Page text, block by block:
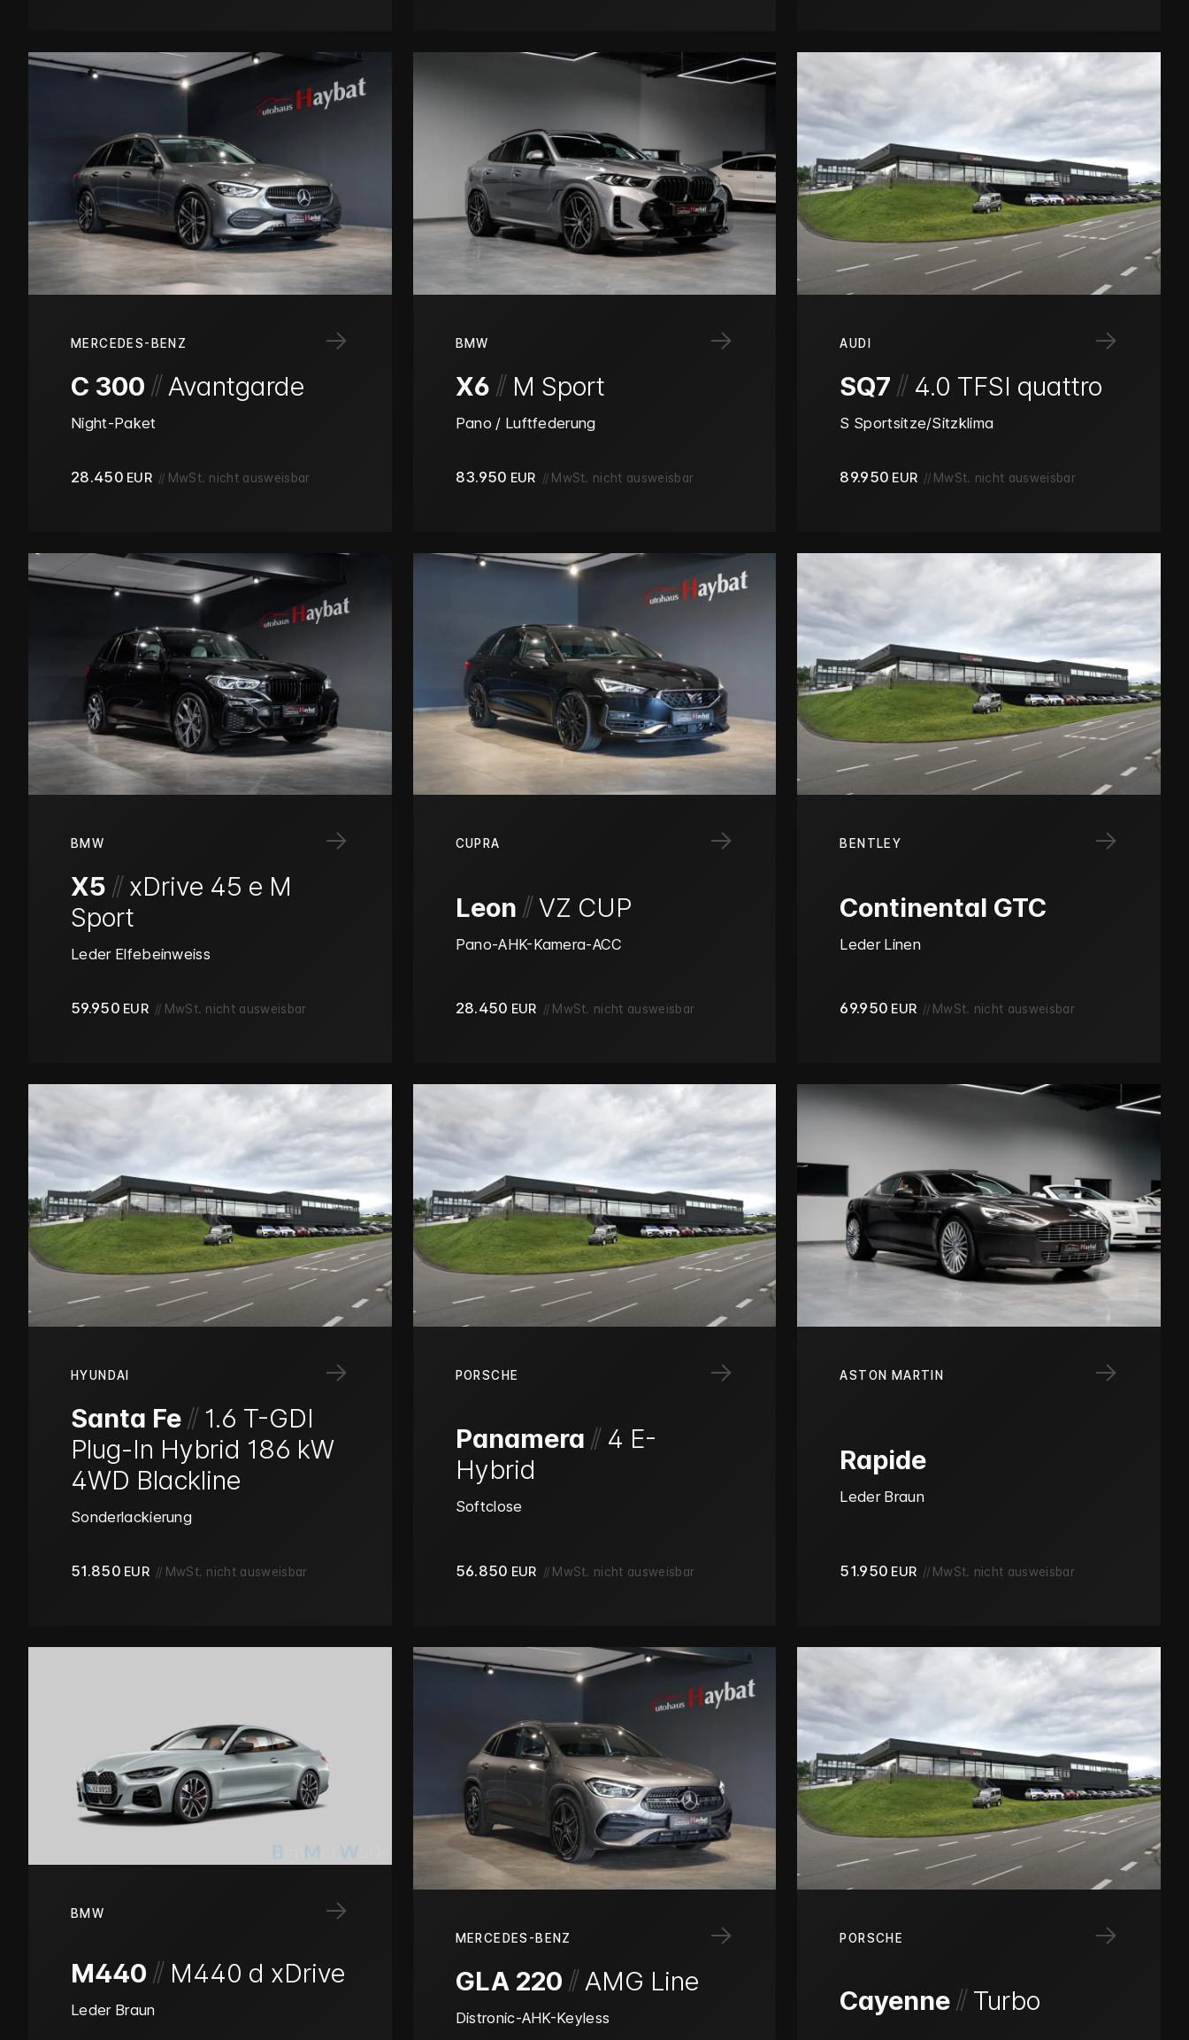
→
MERCEDES-BENZ
C 300 // Avantgarde
Night-Paket
28.450 EUR // MwSt. nicht ausweisbar
→
BMW
X6 // M Sport
Pano / Luftfederung
83.950 EUR // MwSt. nicht ausweisbar
→
AUDI
SQ7 // 4.0 TFSI quattro
S Sportsitze/Sitzklima
89.950 EUR // MwSt. nicht ausweisbar
→
BMW
X5 // xDrive 45 e M
Sport
Leder Elfebeinweiss
59.950 EUR // MwSt. nicht ausweisbar
→
CUPRA
Leon //VZ CUP
Pano-AHK-Kamera-ACC
28.450 EUR // MwSt. nicht ausweisbar
→
BENTLEY
Continental GTC
Leder Linen
69.950 EUR // MwSt. nicht ausweisbar
→
HYUNDAI
Santa Fe // 1.6 T-GDI
Plug-In Hybrid 186 kW
4WD Blackline
Sonderlackierung
51.850 EUR // MwSt. nicht ausweisbar
→
PORSCHE
Panamera // 4 E-
Hybrid
Softclose
56.850 EUR // MwSt. nicht ausweisbar
→
ASTON MARTIN
Rapide
Leder Braun
51.950 EUR // MwSt. nicht ausweisbar
→
BMW
M440 // M440 d xDrive
Leder Braun
→
MERCEDES-BENZ
GLA 220 //AMG Line
Distronic-AHK-Keyless
→
PORSCHE
Cayenne//Turbo